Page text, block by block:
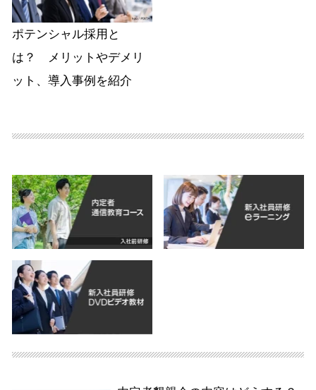
ポテンシャル採用と
は？ メリットやデメリ
ット、導入事例を紹介